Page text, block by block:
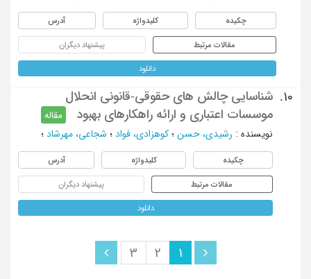
چکیده کلیدواژه آدرس
مقالات مرتبط پیشنهاد دیگران
دانلود
10.
شناسایی چالش های حقوقی-قانونی انحلال
موسسات اعتباری و ارائه راهکارهای بهبود
مقاله
نویسنده : رشیدی، حسن ؛ کوهزادی، فواد ؛ شجاعی، مهرشاد ؛
چکیده کلیدواژه آدرس
مقالات مرتبط پیشنهاد دیگران
دانلود
1
2
3